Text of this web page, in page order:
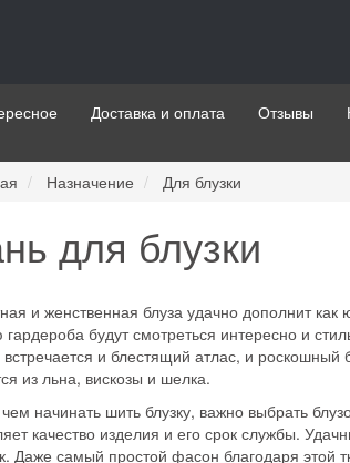
Доставка и оплата Отзывы
Назначение Для блузки
для блузки
и женственная блуза удачно дополнит
гардероба будут смотреться интересно и
встречается и блестящий атлас, и
из льна, вискозы и шелка.
начинать шить блузку, важно выбрать
качество изделия и его срок службы.
Даже самый простой фасон благодаря этой